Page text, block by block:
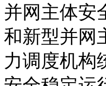
并网主体安
和新型并网
力调度机构